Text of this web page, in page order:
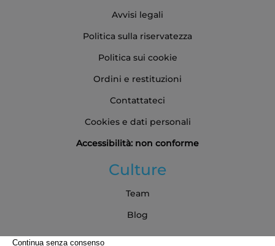
Avvisi legali
Politica sulla riservatezza
Politica sui cookie
Ordini e restituzioni
Contattateci
Cookies e dati personali
Accessibilità: non conforme
Culture
Team
Blog